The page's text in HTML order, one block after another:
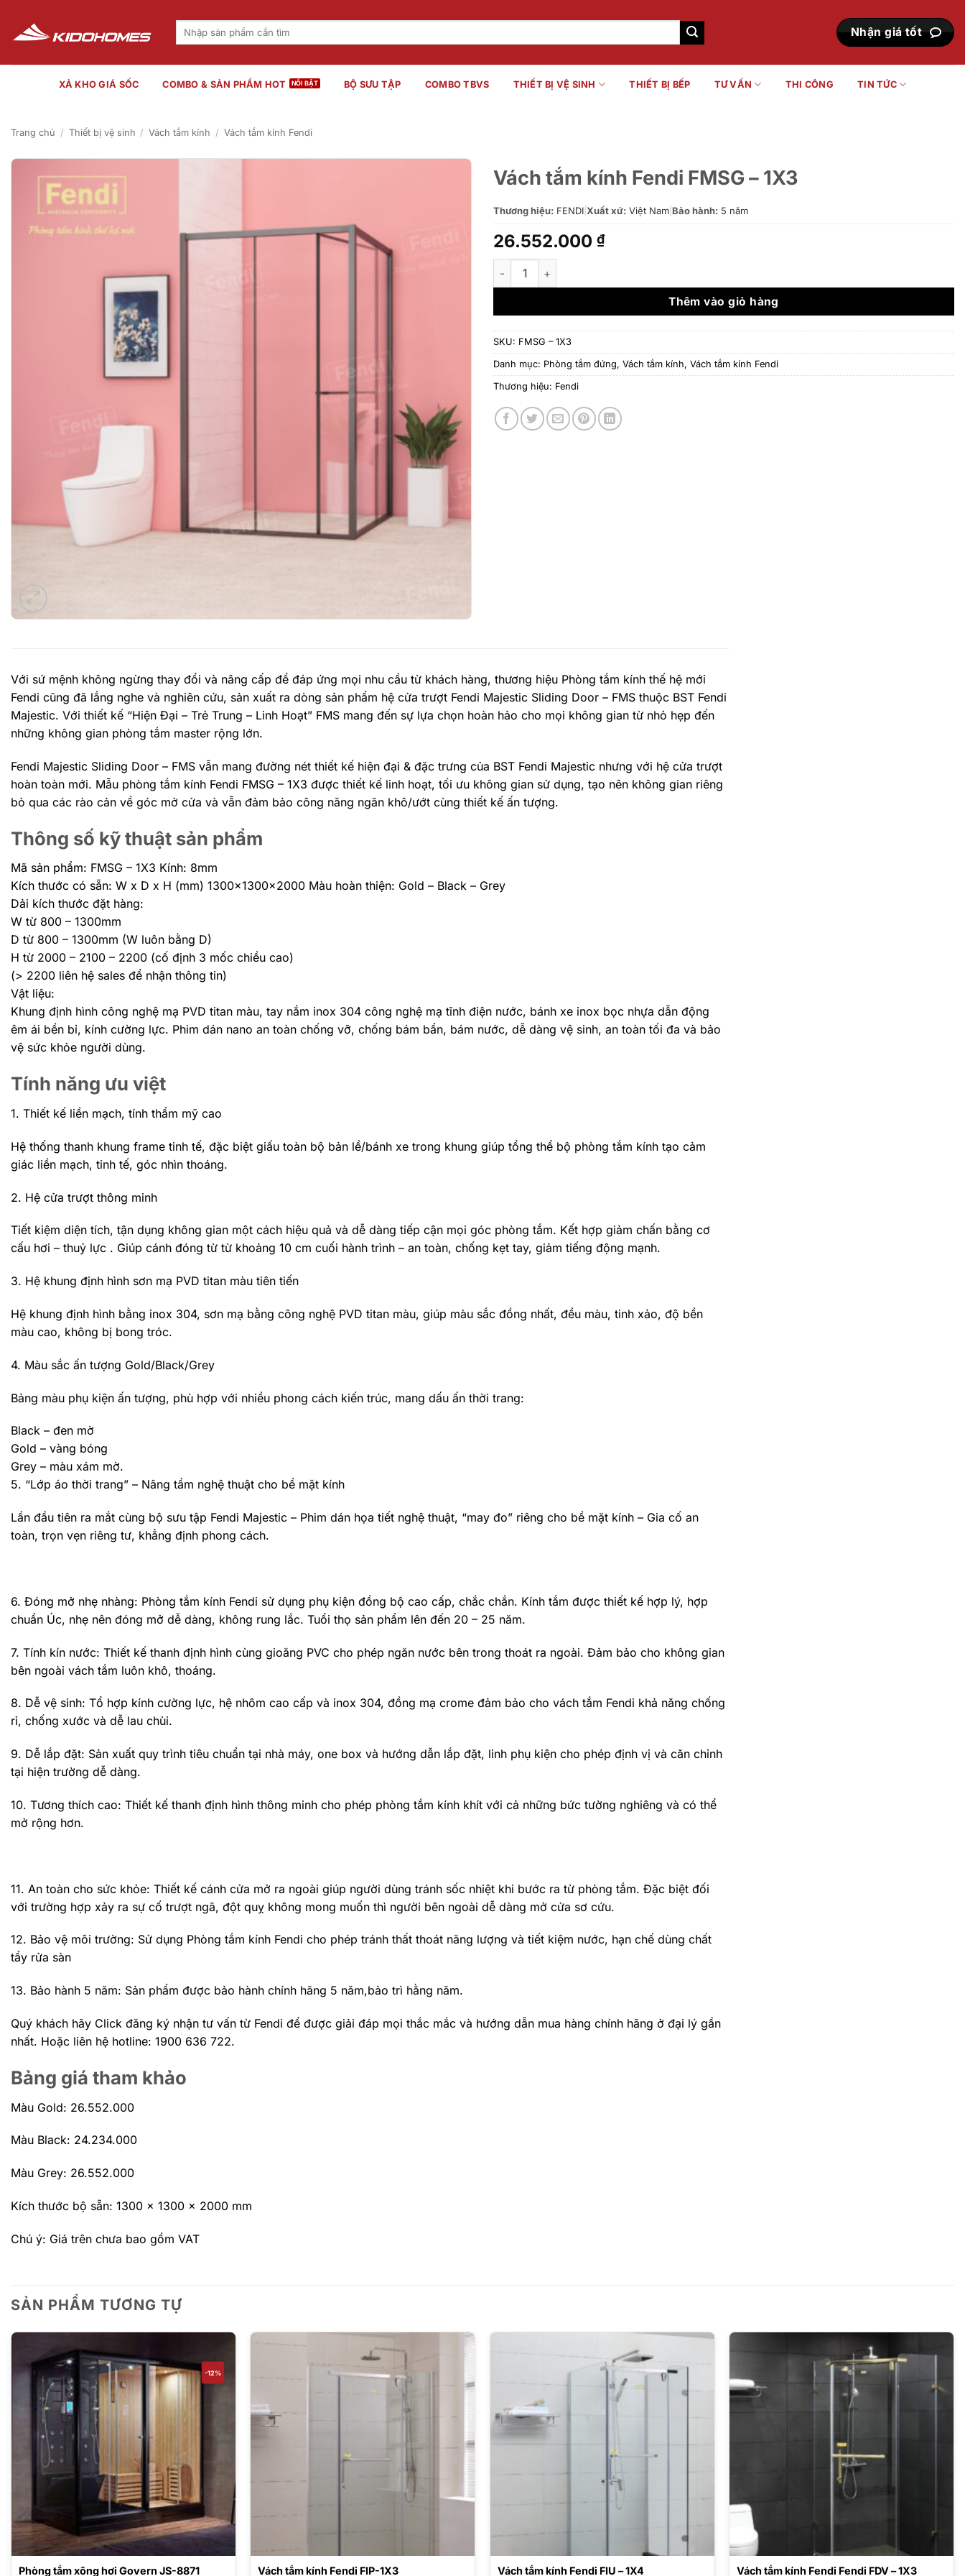
nội
dung
Tìm
Nhận giá tốt
XẢ KHO GIÁ SỐC COMBO & SẢN PHẨM HOT BỘ SƯU TẬP COMBO TBVS THIẾT BỊ VỆ SINH THIẾT BỊ BẾP TƯ VẤN THI CÔNG TIN TỨC
Trang chủ / Thiết bị vệ sinh / Vách tắm kính / Vách tắm kính Fendi
Vách tắm kính Fendi FMSG – 1X3
Thương hiệu: FENDI Xuất xứ: Việt Nam Bảo hành: 5 năm
26.552.000 ₫
Vách tắm kính Fendi FMSG – 1X3 số lượng
Thêm vào giỏ hàng
SKU: FMSG – 1X3
Danh mục: Phòng tắm đứng, Vách tắm kính, Vách tắm kính Fendi
Thương hiệu: Fendi
Với sứ mệnh không ngừng thay đổi và nâng cấp để đáp ứng mọi nhu cầu từ khách hàng, thương hiệu Phòng tắm kính thế hệ mới
Fendi cũng đã lắng nghe và nghiên cứu, sản xuất ra dòng sản phẩm hệ cửa trượt Fendi Majestic Sliding Door – FMS thuộc BST Fendi
Majestic. Với thiết kế “Hiện Đại – Trẻ Trung – Linh Hoạt” FMS mang đến sự lựa chọn hoàn hảo cho mọi không gian từ nhỏ hẹp đến
những không gian phòng tắm master rộng lớn.
Fendi Majestic Sliding Door – FMS vẫn mang đường nét thiết kế hiện đại & đặc trưng của BST Fendi Majestic nhưng với hệ cửa trượt
hoàn toàn mới. Mẫu phòng tắm kính Fendi FMSG – 1X3 được thiết kế linh hoạt, tối ưu không gian sử dụng, tạo nên không gian riêng
bỏ qua các rào cản về góc mở cửa và vẫn đảm bảo công năng ngăn khô/ướt cùng thiết kế ấn tượng.
Thông số kỹ thuật sản phẩm
Mã sản phẩm: FMSG – 1X3 Kính: 8mm
Kích thước có sẵn: W x D x H (mm) 1300x1300x2000 Màu hoàn thiện: Gold – Black – Grey
Dải kích thước đặt hàng:
W từ 800 – 1300mm
D từ 800 – 1300mm (W luôn bằng D)
H từ 2000 – 2100 – 2200 (cố định 3 mốc chiều cao)
(> 2200 liên hệ sales để nhận thông tin)
Vật liệu:
Khung định hình công nghệ mạ PVD titan màu, tay nắm inox 304 công nghệ mạ tĩnh điện nước, bánh xe inox bọc nhựa dẫn động
êm ái bền bỉ, kính cường lực. Phim dán nano an toàn chống vỡ, chống bám bẩn, bám nước, dễ dàng vệ sinh, an toàn tối đa và bảo
vệ sức khỏe người dùng.
Tính năng ưu việt
1. Thiết kế liền mạch, tính thẩm mỹ cao
Hệ thống thanh khung frame tinh tế, đặc biệt giấu toàn bộ bản lề/bánh xe trong khung giúp tổng thể bộ phòng tắm kính tạo cảm
giác liền mạch, tinh tế, góc nhìn thoáng.
2. Hệ cửa trượt thông minh
Tiết kiệm diện tích, tận dụng không gian một cách hiệu quả và dễ dàng tiếp cận mọi góc phòng tắm. Kết hợp giảm chấn bằng cơ
cấu hơi – thuỷ lực . Giúp cánh đóng từ từ khoảng 10 cm cuối hành trình – an toàn, chống kẹt tay, giảm tiếng động mạnh.
3. Hệ khung định hình sơn mạ PVD titan màu tiên tiến
Hệ khung định hình bằng inox 304, sơn mạ bằng công nghệ PVD titan màu, giúp màu sắc đồng nhất, đều màu, tinh xảo, độ bền
màu cao, không bị bong tróc.
4. Màu sắc ấn tượng Gold/Black/Grey
Bảng màu phụ kiện ấn tượng, phù hợp với nhiều phong cách kiến trúc, mang dấu ấn thời trang:
Black – đen mờ
Gold – vàng bóng
Grey – màu xám mờ.
5. “Lớp áo thời trang” – Nâng tầm nghệ thuật cho bề mặt kính
Lần đầu tiên ra mắt cùng bộ sưu tập Fendi Majestic – Phim dán họa tiết nghệ thuật, “may đo” riêng cho bề mặt kính – Gia cố an
toàn, trọn vẹn riêng tư, khẳng định phong cách.
6. Đóng mở nhẹ nhàng: Phòng tắm kính Fendi sử dụng phụ kiện đồng bộ cao cấp, chắc chắn. Kính tắm được thiết kế hợp lý, hợp
chuẩn Úc, nhẹ nên đóng mở dễ dàng, không rung lắc. Tuổi thọ sản phẩm lên đến 20 – 25 năm.
7. Tính kín nước: Thiết kế thanh định hình cùng gioăng PVC cho phép ngăn nước bên trong thoát ra ngoài. Đảm bảo cho không gian
bên ngoài vách tắm luôn khô, thoáng.
8. Dễ vệ sinh: Tổ hợp kính cường lực, hệ nhôm cao cấp và inox 304, đồng mạ crome đảm bảo cho vách tắm Fendi khả năng chống
rỉ, chống xước và dễ lau chùi.
9. Dễ lắp đặt: Sản xuất quy trình tiêu chuẩn tại nhà máy, one box và hướng dẫn lắp đặt, linh phụ kiện cho phép định vị và căn chỉnh
tại hiện trường dễ dàng.
10. Tương thích cao: Thiết kế thanh định hình thông minh cho phép phòng tắm kính khít với cả những bức tường nghiêng và có thể
mở rộng hơn.
11. An toàn cho sức khỏe: Thiết kế cánh cửa mở ra ngoài giúp người dùng tránh sốc nhiệt khi bước ra từ phòng tắm. Đặc biệt đối
với trường hợp xảy ra sự cố trượt ngã, đột quỵ không mong muốn thì người bên ngoài dễ dàng mở cửa sơ cứu.
12. Bảo vệ môi trường: Sử dụng Phòng tắm kính Fendi cho phép tránh thất thoát năng lượng và tiết kiệm nước, hạn chế dùng chất
tẩy rửa sàn
13. Bảo hành 5 năm: Sản phẩm được bảo hành chính hãng 5 năm,bảo trì hằng năm.
Quý khách hãy Click đăng ký nhận tư vấn từ Fendi để được giải đáp mọi thắc mắc và hướng dẫn mua hàng chính hãng ở đại lý gần
nhất. Hoặc liên hệ hotline: 1900 636 722.
Bảng giá tham khảo
Màu Gold: 26.552.000
Màu Black: 24.234.000
Màu Grey: 26.552.000
Kích thước bộ sẵn: 1300 x 1300 x 2000 mm
Chú ý: Giá trên chưa bao gồm VAT
SẢN PHẨM TƯƠNG TỰ
-12%
Phòng tắm xông hơi Govern JS-8871 Vách tắm kính Fendi FIP-1X3 Vách tắm kính Fendi FIU – 1X4 Vách tắm kính Fendi Fendi FDV – 1X3